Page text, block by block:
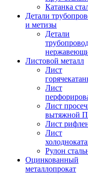
Катанка
Детали
и метизы
Детали
Листовой металл
Лист
Лист
Лист
вытяжной
Лист
Лист
Рулон
Оцинкованный
металлопрокат